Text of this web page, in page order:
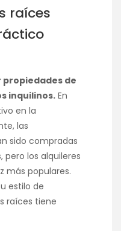
raíces
de
inquilinos.En
en la
las
sido compradas
pero los alquileres
más populares.
estilo de
raíces tiene